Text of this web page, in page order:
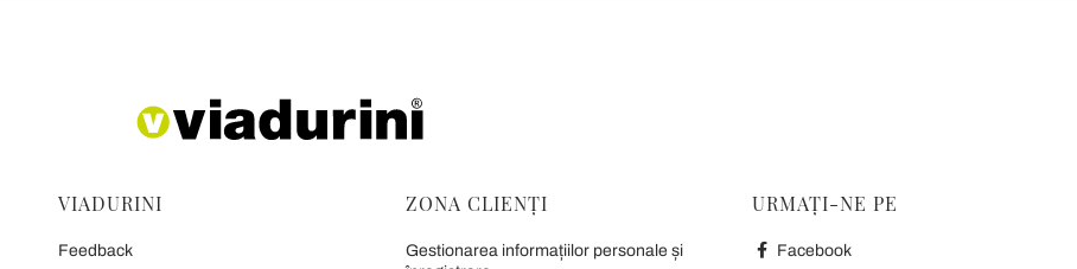
VIADURINI
Feedback
ZONA CLIENȚI
Gestionarea informațiilor personale și
URMAȚI-NE PE
Facebook